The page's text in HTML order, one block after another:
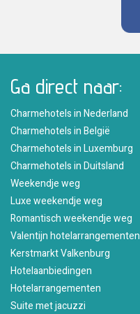
Ga direct naar:
Charmehotels in Nederland
Charmehotels in België
Charmehotels in Luxemburg
Charmehotels in Duitsland
Weekendje weg
Luxe weekendje weg
Romantisch weekendje weg
Valentijn hotelarrangementen
Kerstmarkt Valkenburg
Hotelaanbiedingen
Hotelarrangementen
Suite met jacuzzi